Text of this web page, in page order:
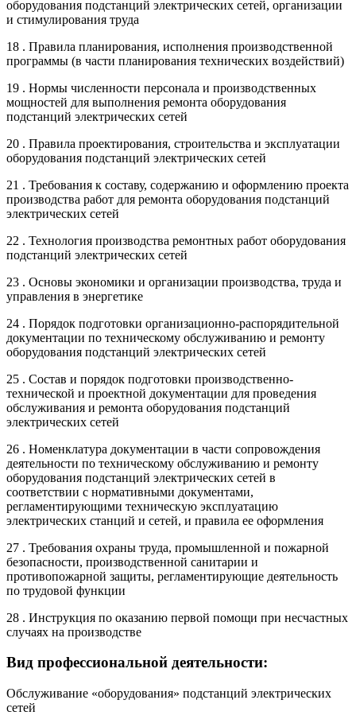
оборудования подстанций электрических сетей, организации
и стимулирования труда
18 . Правила планирования, исполнения производственной
программы (в части планирования технических воздействий)
19 . Нормы численности персонала и производственных
мощностей для выполнения ремонта оборудования
подстанций электрических сетей
20 . Правила проектирования, строительства и эксплуатации
оборудования подстанций электрических сетей
21 . Требования к составу, содержанию и оформлению проекта
производства работ для ремонта оборудования подстанций
электрических сетей
22 . Технология производства ремонтных работ оборудования
подстанций электрических сетей
23 . Основы экономики и организации производства, труда и
управления в энергетике
24 . Порядок подготовки организационно-распорядительной
документации по техническому обслуживанию и ремонту
оборудования подстанций электрических сетей
25 . Состав и порядок подготовки производственно-
технической и проектной документации для проведения
обслуживания и ремонта оборудования подстанций
электрических сетей
26 . Номенклатура документации в части сопровождения
деятельности по техническому обслуживанию и ремонту
оборудования подстанций электрических сетей в
соответствии с нормативными документами,
регламентирующими техническую эксплуатацию
электрических станций и сетей, и правила ее оформления
27 . Требования охраны труда, промышленной и пожарной
безопасности, производственной санитарии и
противопожарной защиты, регламентирующие деятельность
по трудовой функции
28 . Инструкция по оказанию первой помощи при несчастных
случаях на производстве
Вид профессиональной деятельности:
Обслуживание «оборудования» подстанций электрических
сетей